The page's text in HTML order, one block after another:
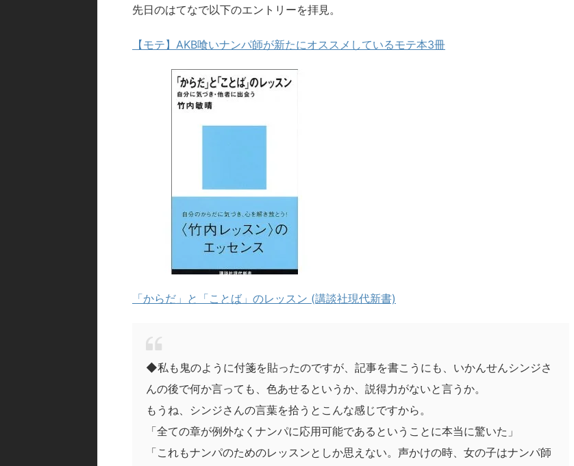
先日のはてなで以下のエントリーを拝見。
【モテ】AKB喰いナンパ師が新たにオススメしているモテ本3冊
「からだ」と「ことば」のレッスン (講談社現代新書)
◆私も鬼のように付箋を貼ったのですが、記事を書こうにも、いかんせんシンジさ
んの後で何か言っても、色あせるというか、説得力がないと言うか。
もうね、シンジさんの言葉を拾うとこんな感じですから。
「全ての章が例外なくナンパに応用可能であるということに本当に驚いた」
「これもナンパのためのレッスンとしか思えない。声かけの時、女の子はナンパ師